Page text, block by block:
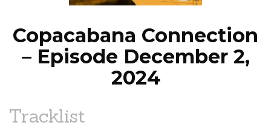
Copacabana Connection
– Episode December 2,
2024
Tracklist